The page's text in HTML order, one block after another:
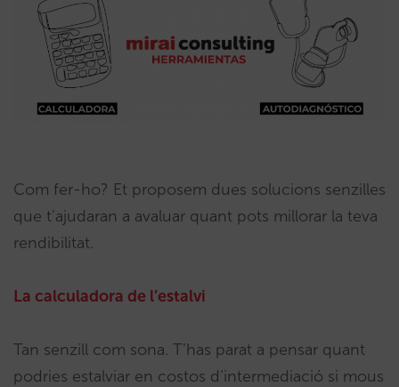
Com fer-ho? Et proposem dues solucions senzilles
que t’ajudaran a avaluar quant pots millorar la teva
rendibilitat.
La calculadora de l’estalvi
Tan senzill com sona. T’has parat a pensar quant
podries estalviar en costos d’intermediació si mous